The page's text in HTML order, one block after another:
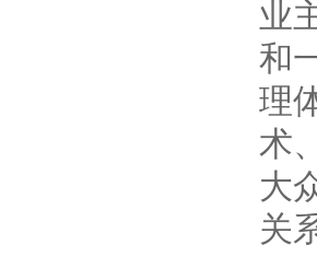
业
和
理
术
大
关